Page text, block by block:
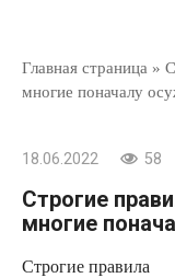
Главная страница »
многие поначалу
18.06.2022 58
Строгие
многие
Строгие правила